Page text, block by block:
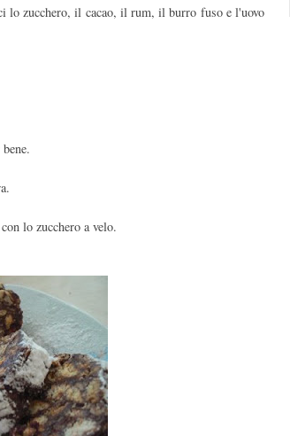
lo zucchero, il cacao, il rum, il burro fuso e l'uovo
lo zucchero a velo.